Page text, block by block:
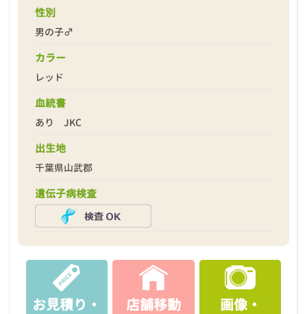
性別
男の子♂
カラー
レッド
血統書
あり JKC
出生地
千葉県山武郡
遺伝子病検査
お見積り・ 店舗移動 画像・